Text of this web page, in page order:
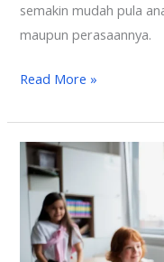
semakin mudah pula
maupun perasaannya.
Read More »
Update!
Perbandingan
Biaya
Kursus
Bahasa